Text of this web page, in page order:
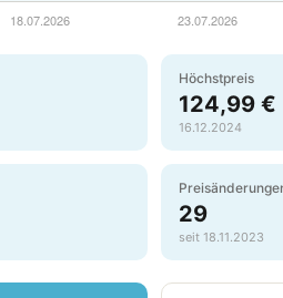
Höchstpreis
124,99 €
16.12.2024
29
seit 18.11.2023